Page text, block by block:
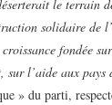
le terrain
solidaire de
fondée
sur l’aide aux pays
» du parti,